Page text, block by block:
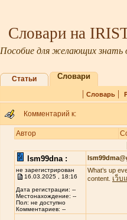
Словари на
Пособие для желающих знать
Статьи Словари
| Словарь|
Комментарий к:
Автор
lsm99dna :
не зарегистрирован
16.03.2025 , 18:16
Дата регистрации: --
Местонахождение: --
Пол: не доступно
Комментариев: --
What’s up
content. เว็บ